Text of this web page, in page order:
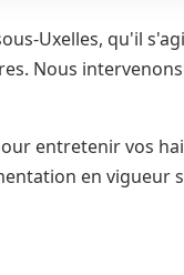
Uxelles, qu'il
Nous
entretenir vos
en vigueur